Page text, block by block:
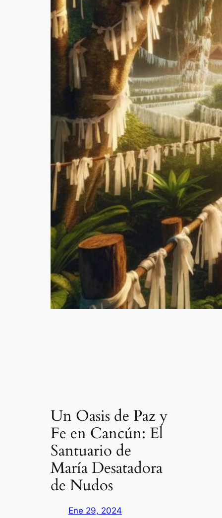
Un Oasis de Paz y
Fe en Cancún: El
Santuario de
María Desatadora
de Nudos
Ene 29, 2024